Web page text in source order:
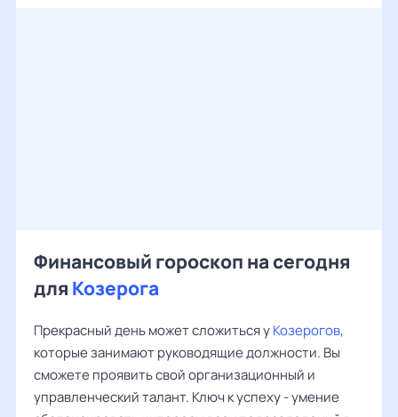
Финансовый гороскоп на сегодня
для Козерога
Прекрасный день может сложиться уКозерогов,
которые занимают руководящие должности. Вы
сможете проявить свой организационный и
управленческий талант. Ключ к успеху - умение